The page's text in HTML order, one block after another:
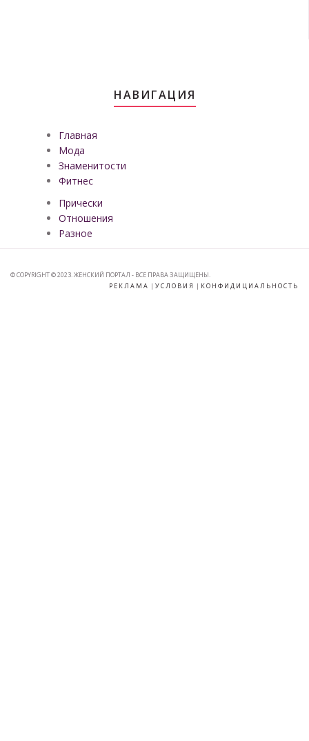
НАВИГАЦИЯ
Главная
Мода
Знаменитости
Фитнес
Прически
Отношения
Разное
© COPYRIGHT © 2023. ЖЕНСКИЙ ПОРТАЛ - ВСЕ ПРАВА ЗАЩИЩЕНЫ.
РЕКЛАМА | УСЛОВИЯ | КОНФИДИЦИАЛЬНОСТЬ